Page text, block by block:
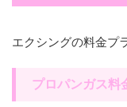
エクシングの料金プ
プロパンガス料